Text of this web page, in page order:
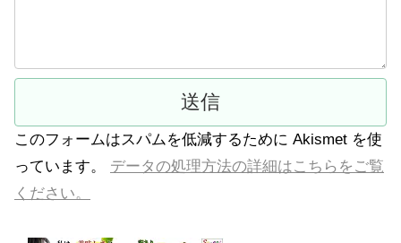
このフォームはスパムを低減するために Akismet を使
っています。 データの処理方法の詳細はこちらをご覧
ください。